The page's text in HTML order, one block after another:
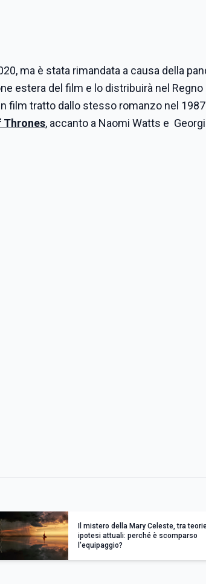
ma è stata rimandata a causa della
estera del film e lo distribuirà nel Regno
film tratto dallo stesso romanzo nel
Thrones, accanto a Naomi Watts e
Il mistero della Mary Celeste, tra
ipotesi attuali: perché è scomparso
l'equipaggio?